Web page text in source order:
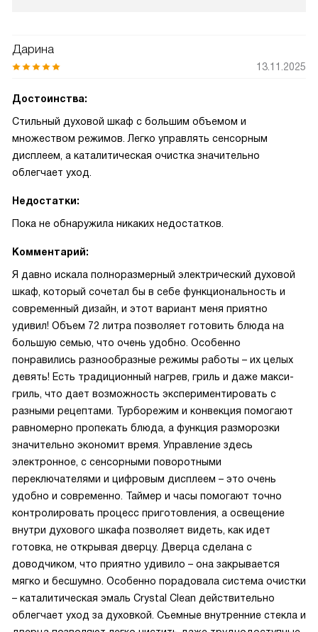
Дарина
13.11.2025
Достоинства:
Стильный духовой шкаф с большим объемом и
множеством режимов. Легко управлять сенсорным
дисплеем, а каталитическая очистка значительно
облегчает уход.
Недостатки:
Пока не обнаружила никаких недостатков.
Комментарий:
Я давно искала полноразмерный электрический духовой
шкаф, который сочетал бы в себе функциональность и
современный дизайн, и этот вариант меня приятно
удивил! Объем 72 литра позволяет готовить блюда на
большую семью, что очень удобно. Особенно
понравились разнообразные режимы работы – их целых
девять! Есть традиционный нагрев, гриль и даже макси-
гриль, что дает возможность экспериментировать с
разными рецептами. Турборежим и конвекция помогают
равномерно пропекать блюда, а функция разморозки
значительно экономит время. Управление здесь
электронное, с сенсорными поворотными
переключателями и цифровым дисплеем – это очень
удобно и современно. Таймер и часы помогают точно
контролировать процесс приготовления, а освещение
внутри духового шкафа позволяет видеть, как идет
готовка, не открывая дверцу. Дверца сделана с
доводчиком, что приятно удивило – она закрывается
мягко и бесшумно. Особенно порадовала система очистки
– каталитическая эмаль Crystal Clean действительно
облегчает уход за духовкой. Съемные внутренние стекла и